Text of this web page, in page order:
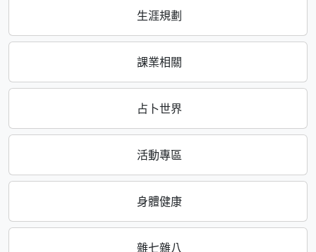
生涯規劃
課業相關
占卜世界
活動專區
身體健康
雜七雜八